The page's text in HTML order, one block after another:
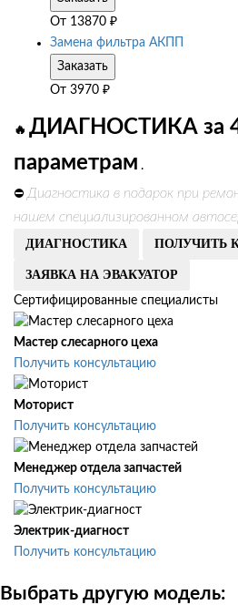
От 13870 ₽
Замена фильтра АКПП
Заказать
От 3970 ₽
🔥 ДИАГНОСТИКА за
параметрам .
⛔ Диагностика в подарок при
нашем специализированном
ДИАГНОСТИКА ПОЛУЧИТЬ
ЗАЯВКА НА ЭВАКУАТОР
Сертифицированные специалисты
Мастер слесарного цеха
Получить консультацию
Моторист
Получить консультацию
Менеджер отдела запчастей
Получить консультацию
Электрик-диагност
Получить консультацию
Выбрать другую модель: